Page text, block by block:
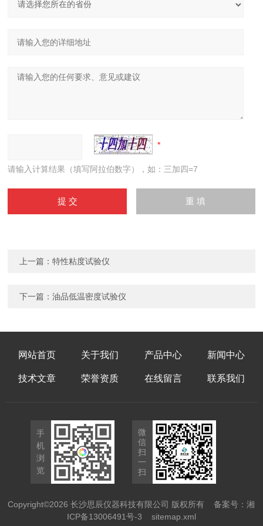
请输入计算结果（填写阿拉伯数字），如：三加四=7
上一篇：特性粘度试验仪
下一篇：油品低温密度试验仪
网站首页 关于我们 产品中心 新闻中心
技术文章 荣誉资质 在线留言 联系我们
手
机
浏
览
微
信
扫
一
扫
Copyright©2026 长沙思辰仪器科技有限公司 版权所有备案号：湘
ICP备13006491号-3
sitemap.xml